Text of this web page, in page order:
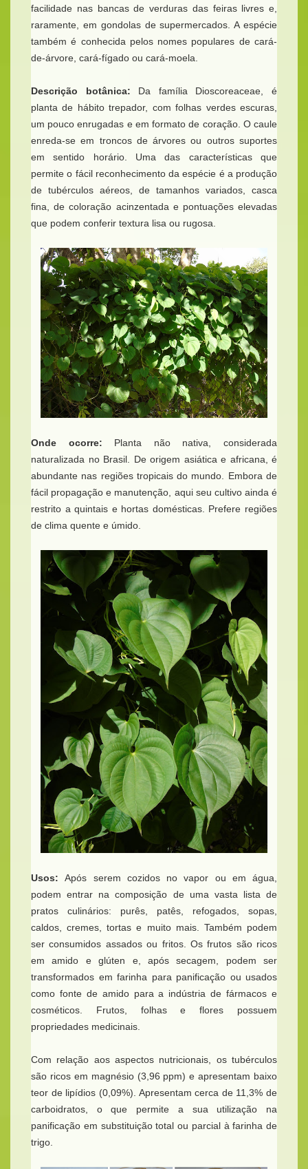
facilidade nas bancas de verduras das feiras livres e,
raramente, em gondolas de supermercados. A espécie
também é conhecida pelos nomes populares de cará-
de-árvore, cará-fígado ou cará-moela.
Descrição botânica: Da família Dioscoreaceae, é
planta de hábito trepador, com folhas verdes escuras,
um pouco enrugadas e em formato de coração. O caule
enreda-se em troncos de árvores ou outros suportes
em sentido horário. Uma das características que
permite o fácil reconhecimento da espécie é a produção
de tubérculos aéreos, de tamanhos variados, casca
fina, de coloração acinzentada e pontuações elevadas
que podem conferir textura lisa ou rugosa.
Onde ocorre: Planta não nativa, considerada
naturalizada no Brasil. De origem asiática e africana, é
abundante nas regiões tropicais do mundo. Embora de
fácil propagação e manutenção, aqui seu cultivo ainda é
restrito a quintais e hortas domésticas. Prefere regiões
de clima quente e úmido.
Usos:Após serem cozidos no vapor ou em água,
podem entrar na composição de uma vasta lista de
pratos culinários: purês, patês, refogados, sopas,
caldos, cremes, tortas e muito mais. Também podem
ser consumidos assados ou fritos. Os frutos são ricos
em amido e glúten e, após secagem, podem ser
transformados em farinha para panificação ou usados
como fonte de amido para a indústria de fármacos e
cosméticos. Frutos, folhas e flores possuem
propriedades medicinais.
Com relação aos aspectos nutricionais, os tubérculos
são ricos em magnésio (3,96 ppm) e apresentam baixo
teor de lipídios (0,09%). Apresentam cerca de 11,3% de
carboidratos, o que permite a sua utilização na
panificação em substituição total ou parcial à farinha de
trigo.